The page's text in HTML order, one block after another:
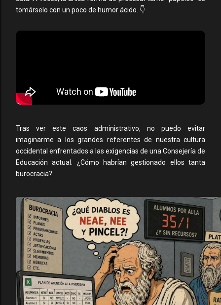
tomárselo con un poco de humor ácido. 👇
Tras ver este caos administrativo, no puedo evitar
imaginarme a los grandes referentes de nuestra cultura
occidental enfrentados a las exigencias de una Consejería de
Educación actual. ¿Cómo habrían gestionado ellos tanta
burocracia?